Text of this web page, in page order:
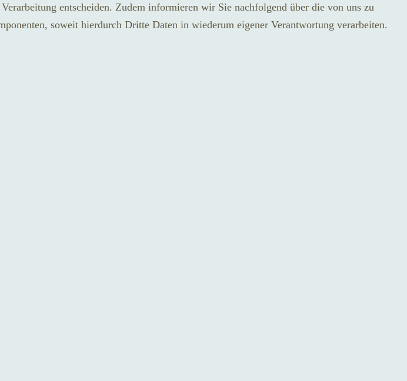
entscheiden. Zudem informieren wir Sie nachfolgend über die von uns zu
soweit hierdurch Dritte Daten in wiederum eigener Verantwortung verarbeiten.